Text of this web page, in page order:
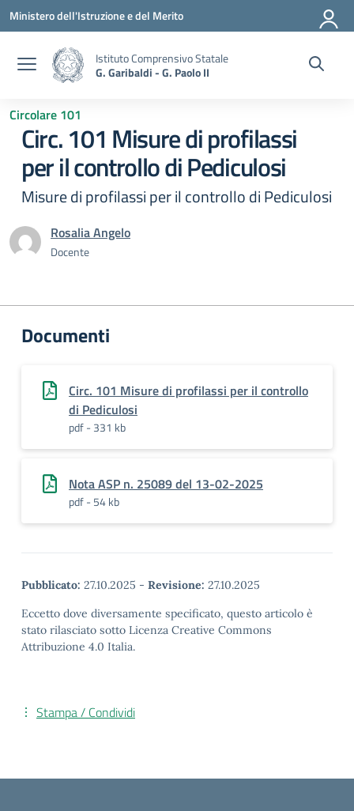
Vai ai contenuti
Vai al menu di navigazione
Vai al footer
Ministero dell'Istruzione e del Merito
Istituto Comprensivo Statale
G. Garibaldi - G. Paolo II
Circolare 101
Circ. 101 Misure di profilassi
per il controllo di Pediculosi
Misure di profilassi per il controllo di Pediculosi
Rosalia Angelo
Docente
Documenti
Circ. 101 Misure di profilassi per il controllo
di Pediculosi
pdf - 331 kb
Nota ASP n. 25089 del 13-02-2025
pdf - 54 kb
Pubblicato: 27.10.2025 - Revisione: 27.10.2025
Eccetto dove diversamente specificato, questo articolo è
stato rilasciato sotto Licenza Creative Commons
Attribuzione 4.0 Italia.
Stampa / Condividi